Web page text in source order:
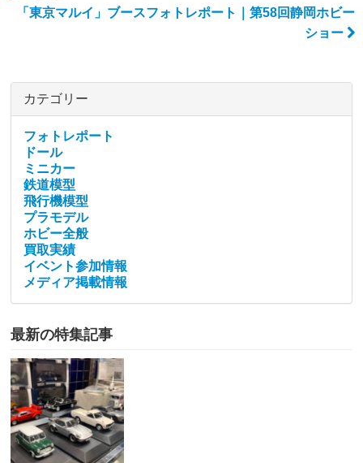
「東京マルイ」ブースフォトレポート｜第58回静岡ホビー
ショー
カテゴリー
フォトレポート
ドール
ミニカー
鉄道模型
飛行機模型
プラモデル
ホビー全般
買取実績
イベント参加情報
メディア掲載情報
最新の特集記事